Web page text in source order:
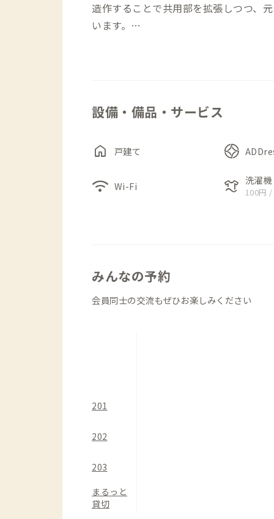
造作することで共用部を拡張しつつ、
います。
す。
2階には、3つの個室があります。各個
るため、リモートワークもしやすい環
小さな家のため、トイレ、洗面、浴室
うか。
設備・備品・サービス
home 戸建て
wifi Wi-Fi laundry 洗濯機
100円
みんなの予約
会員同士の交流もぜひお楽しみください
201
202
203
まるっと
貸切